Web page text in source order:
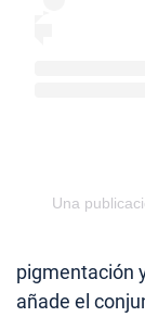
Una
pigmentación
añade el